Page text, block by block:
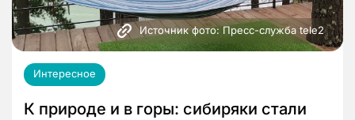
Источник фото: Пресс-служба tele2
Интересное
К природе и в горы: сибиряки стали